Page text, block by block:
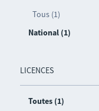
Tous (1)
National (1)
LICENCES
Toutes (1)